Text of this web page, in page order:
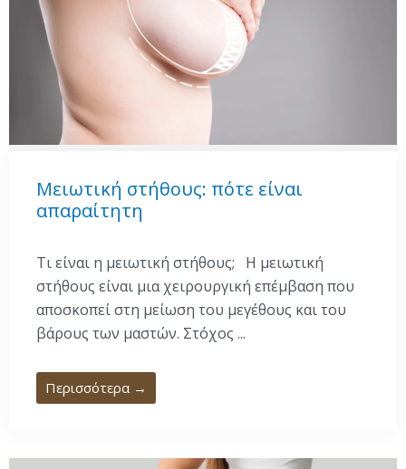
Μειωτική στήθους: πότε είναι
απαραίτητη
Τι είναι η μειωτική στήθους; Η μειωτική
στήθους είναι μια χειρουργική επέμβαση που
αποσκοπεί στη μείωση του μεγέθους και του
βάρους των μαστών. Στόχος ...
Περισσότερα →